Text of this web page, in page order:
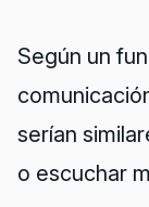
Según un
serían
o escuchar